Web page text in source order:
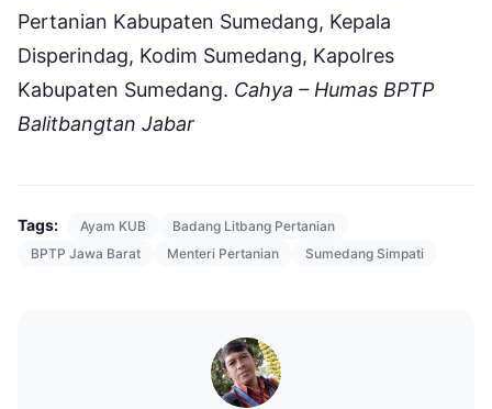
Pertanian Kabupaten Sumedang, Kepala
Disperindag, Kodim Sumedang, Kapolres
Kabupaten Sumedang. Cahya – Humas BPTP
Balitbangtan Jabar
Tags: Ayam KUB
Badang Litbang Pertanian
BPTP Jawa Barat
Menteri Pertanian Sumedang Simpati